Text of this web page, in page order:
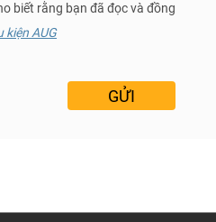
biết rằng bạn đã đọc và đồng
kiện AUG